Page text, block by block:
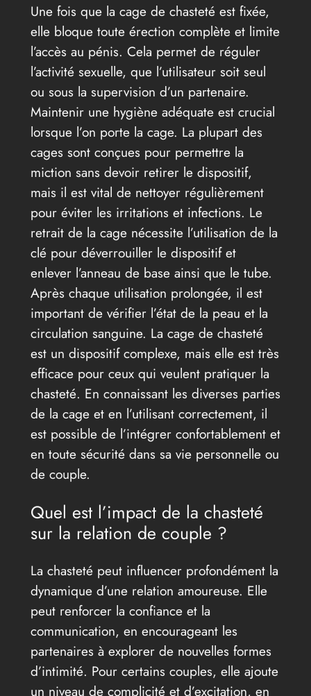
Une fois que la cage de chasteté est fixée,
elle bloque toute érection complète et limite
l’accès au pénis. Cela permet de réguler
l’activité sexuelle, que l’utilisateur soit seul
ou sous la supervision d’un partenaire.
Maintenir une hygiène adéquate est crucial
lorsque l’on porte la cage. La plupart des
cages sont conçues pour permettre la
miction sans devoir retirer le dispositif,
mais il est vital de nettoyer régulièrement
pour éviter les irritations et infections. Le
retrait de la cage nécessite l’utilisation de la
clé pour déverrouiller le dispositif et
enlever l’anneau de base ainsi que le tube.
Après chaque utilisation prolongée, il est
important de vérifier l’état de la peau et la
circulation sanguine. La cage de chasteté
est un dispositif complexe, mais elle est très
efficace pour ceux qui veulent pratiquer la
chasteté. En connaissant les diverses parties
de la cage et en l’utilisant correctement, il
est possible de l’intégrer confortablement et
en toute sécurité dans sa vie personnelle ou
de couple.
Quel est l’impact de la chasteté
sur la relation de couple ?
La chasteté peut influencer profondément la
dynamique d’une relation amoureuse. Elle
peut renforcer la confiance et la
communication, en encourageant les
partenaires à explorer de nouvelles formes
d’intimité. Pour certains couples, elle ajoute
un niveau de complicité et d’excitation, en